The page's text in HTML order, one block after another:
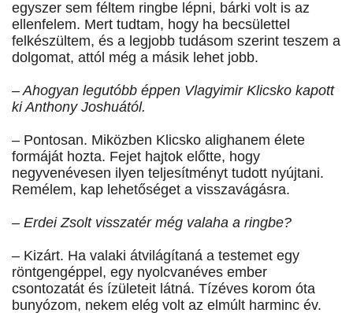
egyszer sem féltem ringbe lépni, bárki volt is az
ellenfelem. Mert tudtam, hogy ha becsülettel
felkészültem, és a legjobb tudásom szerint teszem a
dolgomat, attól még a másik lehet jobb.
– Ahogyan legutóbb éppen Vlagyimir Klicsko kapott
ki Anthony Joshuától.
– Pontosan. Miközben Klicsko alighanem élete
formáját hozta. Fejet hajtok előtte, hogy
negyvenévesen ilyen teljesítményt tudott nyújtani.
Remélem, kap lehetőséget a visszavágásra.
– Erdei Zsolt visszatér még valaha a ringbe?
– Kizárt. Ha valaki átvilágítaná a testemet egy
röntgengéppel, egy nyolcvanéves ember
csontozatát és ízületeit látná. Tízéves korom óta
bunyózom, nekem elég volt az elmúlt harminc év.